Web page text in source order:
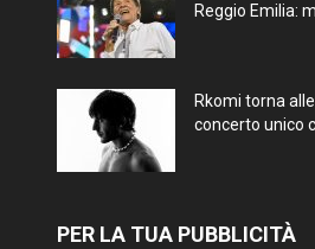
Reggio Emilia:
Rkomi torna
concerto unico
PER LA TUA PUBBLICITÀ